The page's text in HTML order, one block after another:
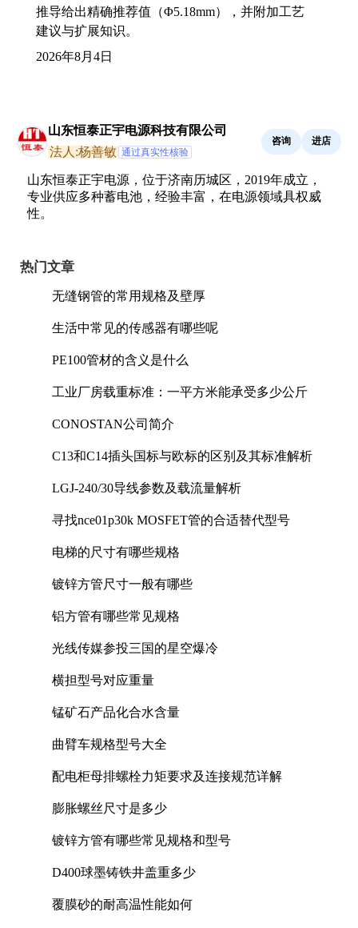
推导给出精确推荐值（Φ5.18mm），并附加工艺
建议与扩展知识。
2026年8月4日
山东恒泰正宇电源科技有限公司
法人:杨善敏 通过真实性核验
咨询 进店
山东恒泰正宇电源，位于济南历城区，2019年成立，
专业供应多种蓄电池，经验丰富，在电源领域具权威
性。
热门文章
无缝钢管的常用规格及壁厚
生活中常见的传感器有哪些呢
PE100管材的含义是什么
工业厂房载重标准：一平方米能承受多少公斤
CONOSTAN公司简介
C13和C14插头国标与欧标的区别及其标准解析
LGJ-240/30导线参数及载流量解析
寻找nce01p30k MOSFET管的合适替代型号
电梯的尺寸有哪些规格
镀锌方管尺寸一般有哪些
铝方管有哪些常见规格
光线传媒参投三国的星空爆冷
横担型号对应重量
锰矿石产品化合水含量
曲臂车规格型号大全
配电柜母排螺栓力矩要求及连接规范详解
膨胀螺丝尺寸是多少
镀锌方管有哪些常见规格和型号
D400球墨铸铁井盖重多少
覆膜砂的耐高温性能如何